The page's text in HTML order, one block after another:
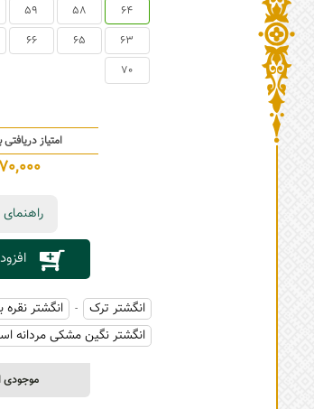
64
58
59
63
65
66
70
امتیاز
انگشتر ترک - انگشتر
انگشتر نگین مشکی مردانه
موجودی